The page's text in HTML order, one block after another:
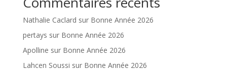
Nathalie Caclard sur Bonne Année 2026
pertays sur Bonne Année 2026
Apolline sur Bonne Année 2026
Lahcen Soussi sur Bonne Année 2026